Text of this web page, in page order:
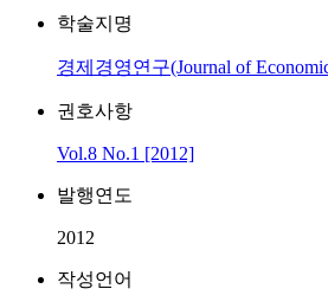
학술지명
경제경영연구(Journal of
권호사항
Vol.8 No.1 [2012]
발행연도
2012
작성언어